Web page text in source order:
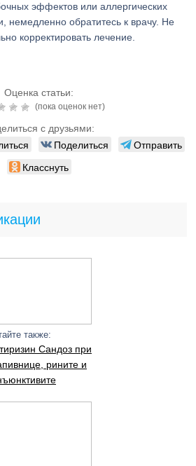
эффектов или аллергических
немедленно обратитесь к врачу. Не
корректировать лечение.
Оценка статьи:
(пока оценок нет)
с друзьями:
Поделиться
Отправить
Класснуть
также:
Сандоз при
рините и